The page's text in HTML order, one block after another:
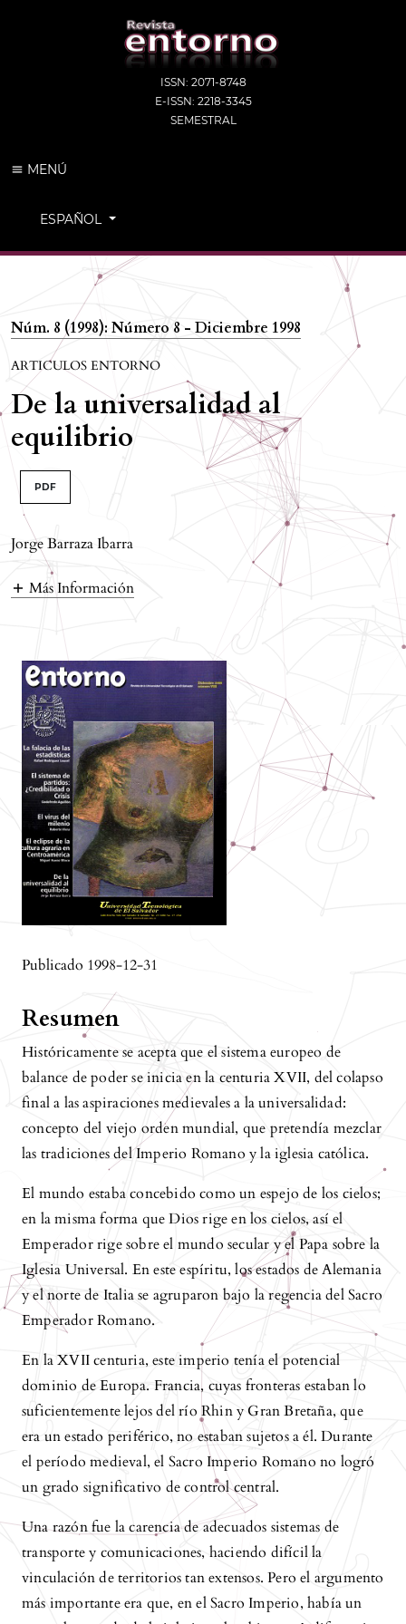
ISSN: 2071-8748
E-ISSN: 2218-3345
SEMESTRAL
MENÚ
CAMBIAR EL IDIOMA. EL IDIOMA ACTUAL ES:
ESPAÑOL
Núm. 8 (1998): Número 8 - Diciembre 1998
ARTICULOS ENTORNO
De la universalidad al
equilibrio
PDF
Jorge Barraza Ibarra
Más Información
Publicado 1998-12-31
Resumen
Históricamente se acepta que el sistema europeo de
balance de poder se inicia en la centuria XVII, del colapso
final a las aspiraciones medievales a la universalidad:
concepto del viejo orden mundial, que pretendía mezclar
las tradiciones del Imperio Romano y la iglesia católica.
El mundo estaba concebido como un espejo de los cielos;
en la misma forma que Dios rige en los cielos, así el
Emperador rige sobre el mundo secular y el Papa sobre la
Iglesia Universal. En este espíritu, los estados de Alemania
y el norte de Italia se agruparon bajo la regencia del Sacro
Emperador Romano.
En la XVII centuria, este imperio tenía el potencial
dominio de Europa. Francia, cuyas fronteras estaban lo
suficientemente lejos del río Rhin y Gran Bretaña, que
era un estado periférico, no estaban sujetos a él. Durante
el período medieval, el Sacro Imperio Romano no logró
un grado significativo de control central.
Una razón fue la carencia de adecuados sistemas de
transporte y comunicaciones, haciendo difícil la
vinculación de territorios tan extensos. Pero el argumento
más importante era que, en el Sacro Imperio, había un